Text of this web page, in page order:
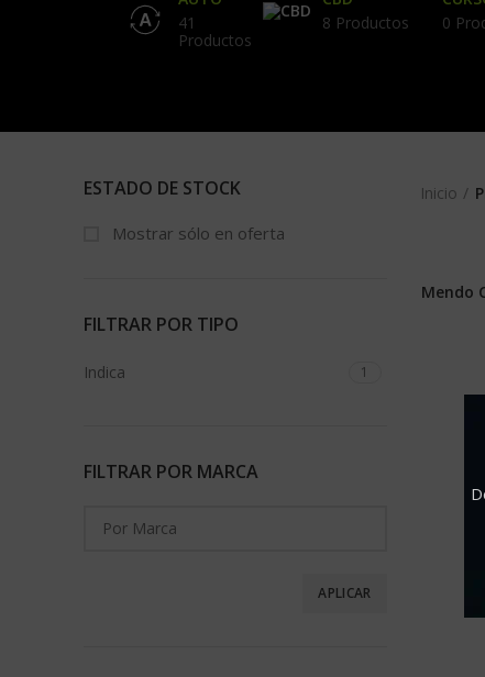
41
Productos
8 Productos
0
ESTADO DE STOCK
Mostrar sólo en oferta
FILTRAR POR TIPO
Indica 1
FILTRAR POR MARCA
APLICAR
Inicio
Mendo